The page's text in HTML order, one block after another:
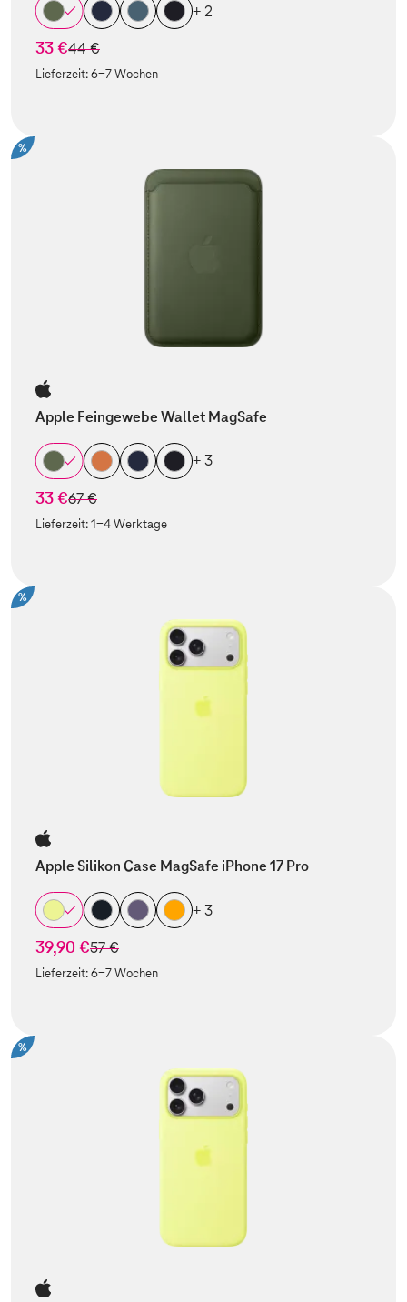
+ 2
33 €statt
44 €
Lieferzeit:6-7 Wochen
%
Apple Feingewebe Wallet MagSafe
+ 3
33 €statt
67 €
Lieferzeit:1-4 Werktage
%
Apple Silikon Case MagSafe iPhone 17 Pro
+ 3
39,90 €statt
57 €
Lieferzeit:6-7 Wochen
%